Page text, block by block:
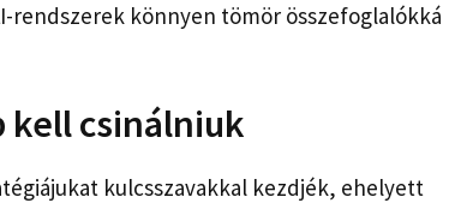
rendszerek könnyen tömör összefoglalókká
kell csinálniuk
kulcsszavakkal kezdjék, ehelyett